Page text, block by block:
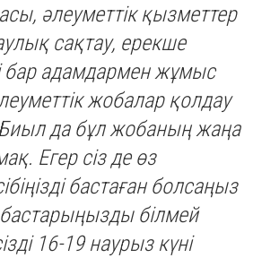
әлеуметтік қызметтер
сақтау, ерекше
бар адамдармен жұмыс
жобалар қолдау
Биыл да бұл жобаның жаңа
Егер сіз де өз
бастаған болсаңыз
білмей
16-19 наурыз күні